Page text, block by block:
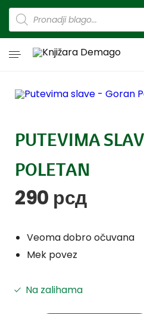
PUTEVIMA
POLETAN
290 рсд
Veoma dobro očuvana
Mek povez
Na zalihama